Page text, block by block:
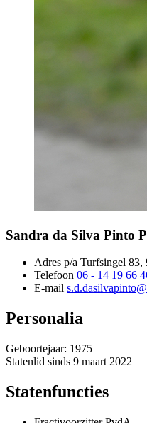
Sandra da Silva Pinto
Adres p/a Turfsingel
Telefoon 06 - 14 19 66
E-mail
Personalia
Geboortejaar: 1975
Statenlid sinds 9 maart 2022
Statenfuncties